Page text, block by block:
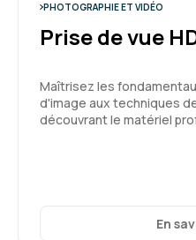
PHOTOGRAPHIE ET VIDÉO
Prise de vue
Maîtrisez les
d'image aux techniques
découvrant le matériel
En